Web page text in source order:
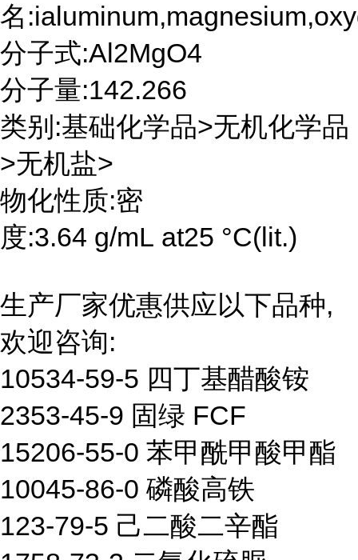
名
分子式:Al2MgO4
分子量:142.266
类别:基础化学品>无机化学品
>无机盐>
物化性质:密
度:3.64 g/mL at25 °C(lit.)
生产厂家优惠供应以下品种,
欢迎咨询:
10534-59-5 四丁基醋酸铵
2353-45-9 固绿 FCF
15206-55-0 苯甲酰甲酸甲酯
10045-86-0 磷酸高铁
123-79-5 己二酸二辛酯